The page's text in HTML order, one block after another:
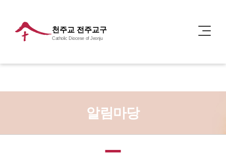
천주교 전주교구
Catholic Diocese of Jeonju
알림마당